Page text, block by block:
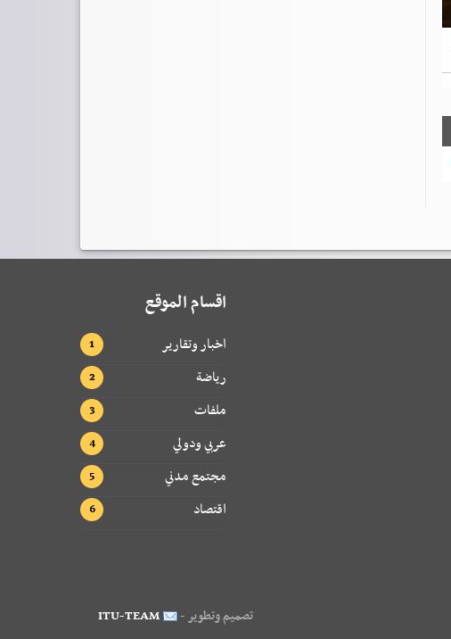
اقسام الموقع
اخبار وتقارير
رياضة
ملفات
عربي ودولي
مجتمع مدني
اقتصاد
تصميم وتطوير - ITU-TEAM